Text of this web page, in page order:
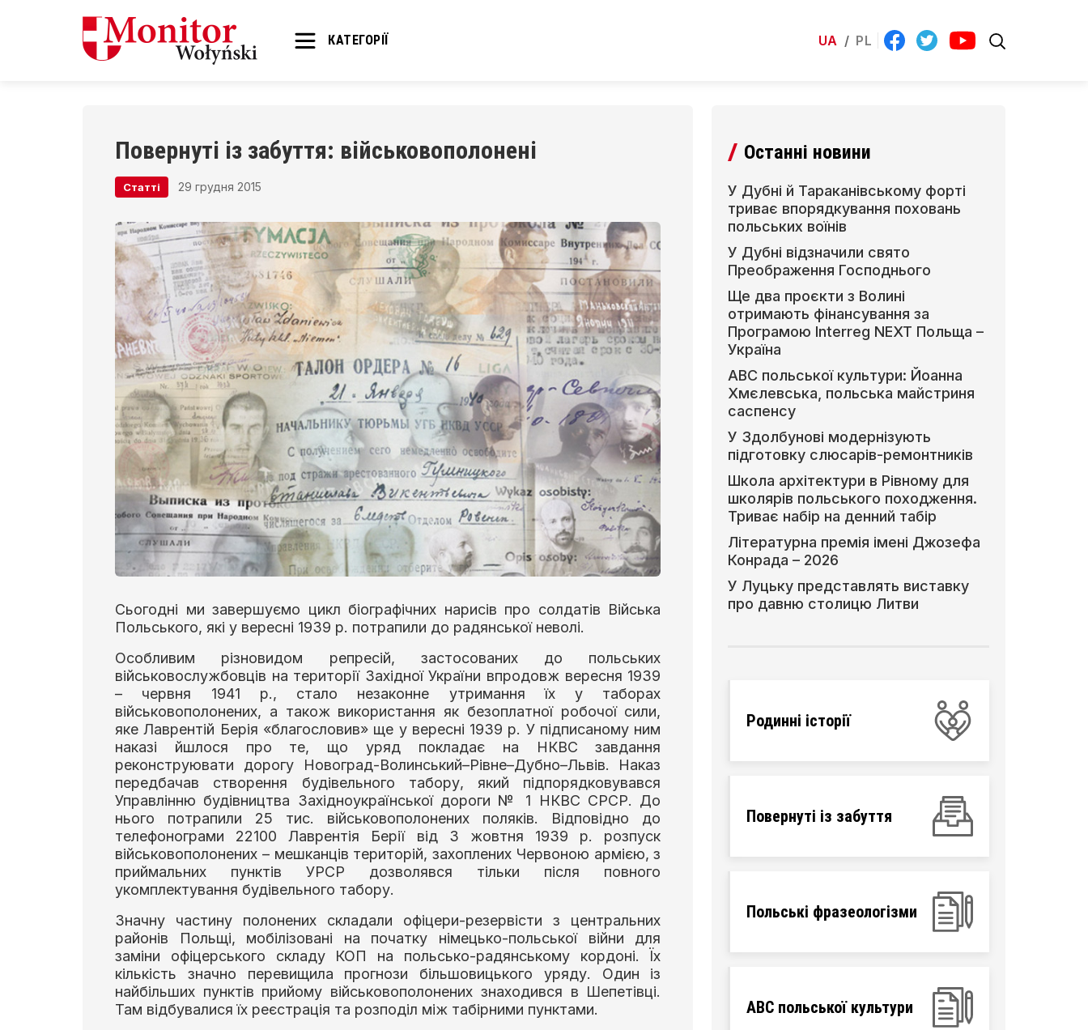
КАТЕГОРІЇ UA / PL
Повернуті із забуття: військовополонені
Статті 29 грудня 2015
Сьогодні ми завершуємо цикл біографічних нарисів про солдатів Війська
Польського, які у вересні 1939 р. потрапили до радянської неволі.
Особливим різновидом репресій, застосованих до польських
військовослужбовців на території Західної України впродовж вересня 1939
– червня 1941 р., стало незаконне утримання їх у таборах
військовополонених, а також використання як безоплатної робочої сили,
яке Лаврентій Берія «благословив» ще у вересні 1939 р. У підписаному ним
наказі йшлося про те, що уряд покладає на НКВС завдання
реконструювати дорогу Новоград-Волинський–Рівне–Дубно–Львів. Наказ
передбачав створення будівельного табору, який підпорядковувався
Управлінню будівництва Західноукраїнської дороги № 1 НКВС СРСР. До
нього потрапили 25 тис. військовополонених поляків. Відповідно до
телефонограми 22100 Лаврентія Берії від 3 жовтня 1939 р. розпуск
військовополонених – мешканців територій, захоплених Червоною армією, з
приймальних пунктів УРСР дозволявся тільки після повного
укомплектування будівельного табору.
Значну частину полонених складали офіцери-резервісти з центральних
районів Польщі, мобілізовані на початку німецько-польської війни для
заміни офіцерського складу КОП на польсько-радянському кордоні. Їх
кількість значно перевищила прогнози більшовицького уряду. Один із
найбільших пунктів прийому військовополонених знаходився в Шепетівці.
Там відбувалися їх реєстрація та розподіл між табірними пунктами.
Останні новини
У Дубні й Тараканівському форті
триває впорядкування поховань
польських воїнів
У Дубні відзначили свято
Преображення Господнього
Ще два проєкти з Волині
отримають фінансування за
Програмою Interreg NEXT Польща –
Україна
АВС польської культури: Йоанна
Хмєлевська, польська майстриня
саспенсу
У Здолбунові модернізують
підготовку слюсарів-ремонтників
Школа архітектури в Рівному для
школярів польського походження.
Триває набір на денний табір
Літературна премія імені Джозефа
Конрада – 2026
У Луцьку представлять виставку
про давню столицю Литви
Родинні історії
Повернуті із забуття
Польські фразеологізми
ABC польської культури